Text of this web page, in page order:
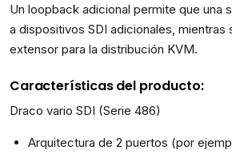
Un loopback adicional permite que una
a dispositivos SDI adicionales, mientras
extensor para la distribución KVM.
Características del producto:
Draco vario SDI (Serie 486)
Arquitectura de 2 puertos (por